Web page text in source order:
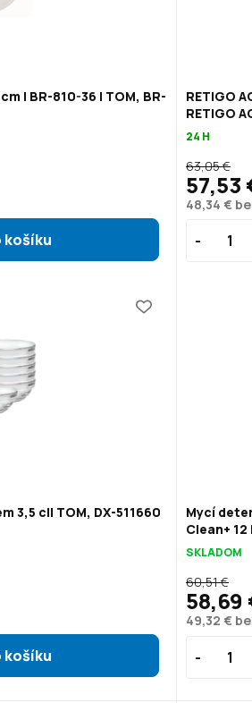
| BR-810-36 | TOM, BR-
RETIGO
RETIGO
24 H
48,34 €
63,05 €
57,53
3,5 cl| TOM, DX-511660
Mycí
Clean+ 12
SKLADOM
49,32 €
60,51 €
58,69